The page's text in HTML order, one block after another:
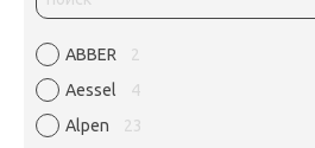
ABBER
2
Aessel
4
Alpen
23